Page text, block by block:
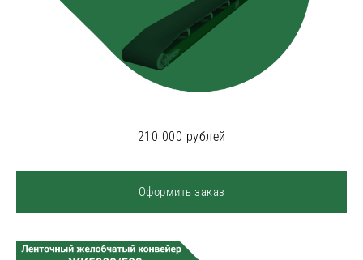
210 000 рублей
Оформить заказ